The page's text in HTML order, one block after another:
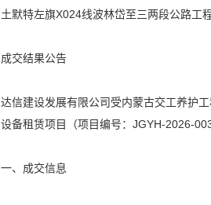
土默特左旗X024线波林岱至三两段公路工
成交结果公告
达信建设发展有限公司受内蒙古交工养护
设备租赁项目（项目编号：JGYH-2026-
一、成交信息